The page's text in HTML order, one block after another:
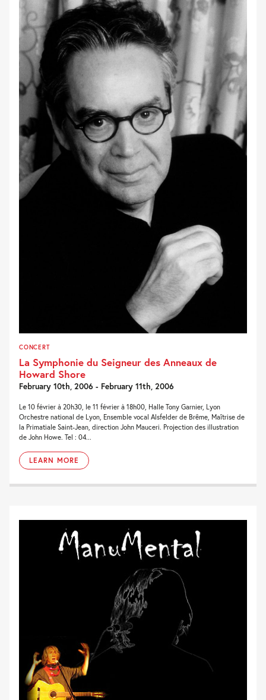
CONCERT
La Symphonie du Seigneur des Anneaux de
Howard Shore
February 10th, 2006 - February 11th, 2006
Le 10 février à 20h30, le 11 février à 18h00, Halle Tony Garnier, Lyon
Orchestre national de Lyon, Ensemble vocal Alsfelder de Brême, Maîtrise de
la Primatiale Saint-Jean, direction John Mauceri. Projection des illustration
de John Howe. Tel : 04...
LEARN MORE